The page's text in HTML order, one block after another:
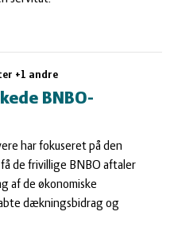
+1 andre
BNBO-
har fokuseret på den
de frivillige BNBO aftaler
af de økonomiske
dækningsbidrag og